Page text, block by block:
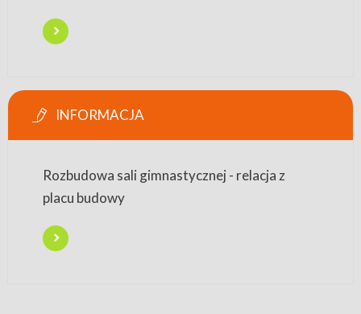
INFORMACJA
Rozbudowa sali gimnastycznej - relacja z
placu budowy